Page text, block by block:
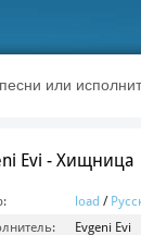
Evi - Хищница
load /
Evgeni Evi